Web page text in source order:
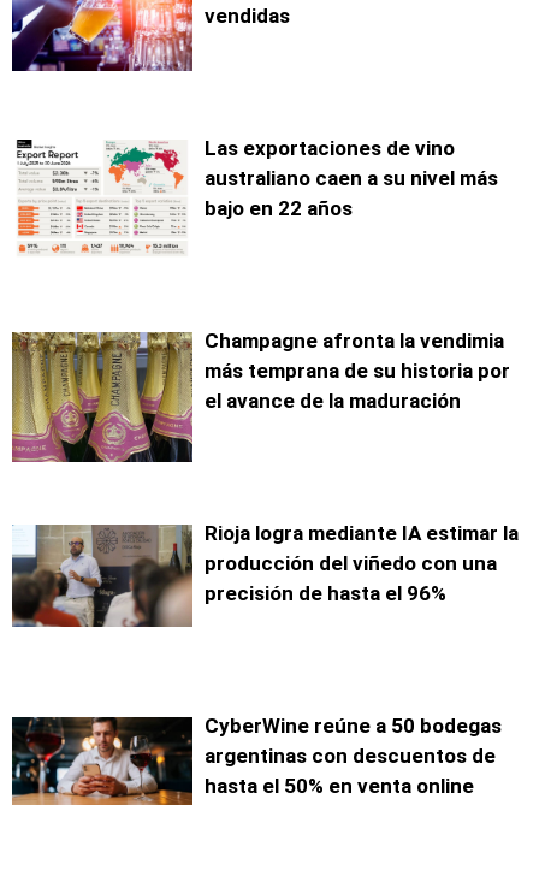
vendidas
Las exportaciones de vino
australiano caen a su nivel más
bajo en 22 años
Champagne afronta la vendimia
más temprana de su historia por
el avance de la maduración
Rioja logra mediante IA estimar la
producción del viñedo con una
precisión de hasta el 96%
CyberWine reúne a 50 bodegas
argentinas con descuentos de
hasta el 50% en venta online